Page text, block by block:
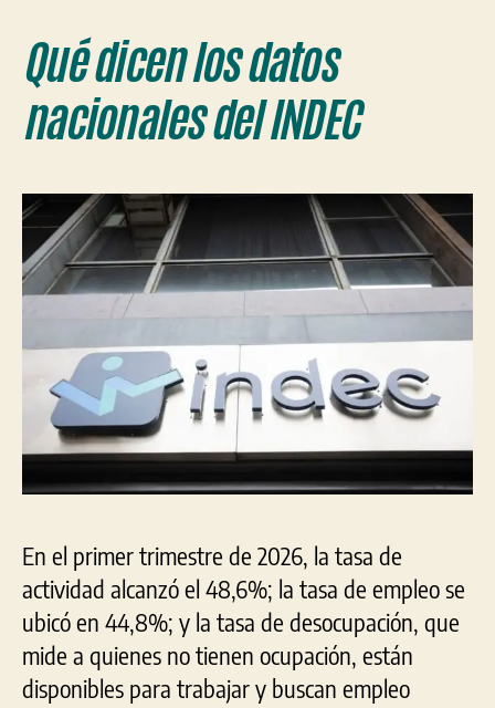
Qué dicen los datos
nacionales del INDEC
En el primer trimestre de 2026, la tasa de
actividad alcanzó el 48,6%; la tasa de empleo se
ubicó en 44,8%; y la tasa de desocupación, que
mide a quienes no tienen ocupación, están
disponibles para trabajar y buscan empleo